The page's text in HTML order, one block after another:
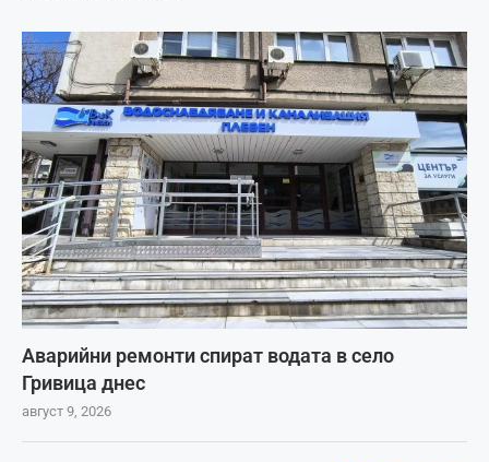
Аварийни ремонти спират водата в село
Гривица днес
август 9, 2026